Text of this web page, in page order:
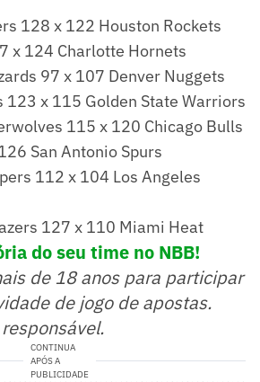
128 x 122 Houston Rockets
x 124 Charlotte Hornets
97 x 107 Denver Nuggets
123 x 115 Golden State Warriors
115 x 120 Chicago Bulls
San Antonio Spurs
112 x 104 Los Angeles
127 x 110 Miami Heat
do seu time no NBB!
de 18 anos para participar
de jogo de apostas.
CONTINUA
APÓS A
PUBLICIDADE